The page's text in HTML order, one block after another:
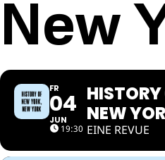
New
FR
04
JUN
19:30
NEW
EINE REVUE